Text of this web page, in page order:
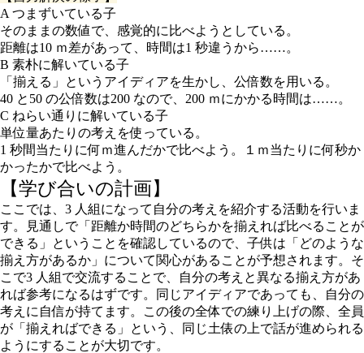
A つまずいている子
そのままの数値で、感覚的に比べようとしている。
距離は10 ｍ差があって、時間は1 秒違うから……。
B 素朴に解いている子
「揃える」というアイディアを生かし、公倍数を用いる。
40 と50 の公倍数は200 なので、200 ｍにかかる時間は……。
C ねらい通りに解いている子
単位量あたりの考えを使っている。
1 秒間当たりに何ｍ進んだかで比べよう。１ｍ当たりに何秒か
かったかで比べよう。
【学び合いの計画】
ここでは、3 人組になって自分の考えを紹介する活動を行いま
す。見通しで「距離か時間のどちらかを揃えれば比べることが
できる」ということを確認しているので、子供は「どのような
揃え方があるか」について関心があることが予想されます。そ
こで3 人組で交流することで、自分の考えと異なる揃え方があ
れば参考になるはずです。同じアイディアであっても、自分の
考えに自信が持てます。この後の全体での練り上げの際、全員
が「揃えればできる」という、同じ土俵の上で話が進められる
ようにすることが大切です。